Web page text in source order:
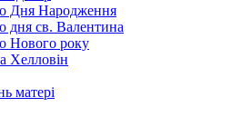
Дня Народження
дня св. Валентина
Нового року
Хелловін
матері